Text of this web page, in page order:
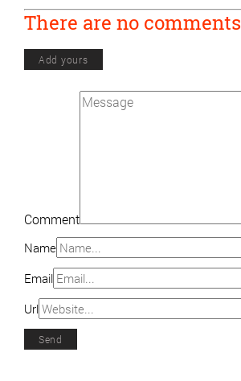
There are no comments
Add yours
Comment
Name
Email
Url